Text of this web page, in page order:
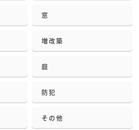
窓
増改築
庭
防犯
その他